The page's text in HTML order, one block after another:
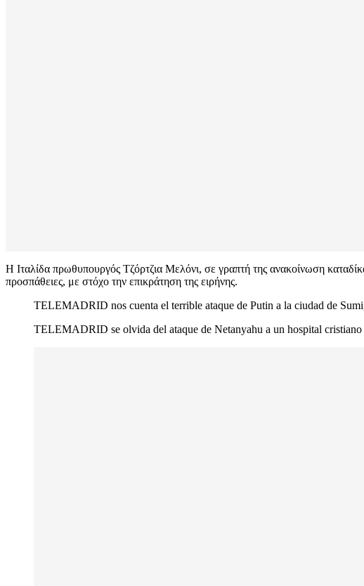
Η Ιταλίδα πρωθυπουργός Τζόρτζια Μελόνι, σε γραπτή της ανακοίνωση
προσπάθειες, με στόχο την επικράτηση της ειρήνης.
TELEMADRID nos cuenta el terrible ataque de Putin a la ciudad de
TELEMADRID se olvida del ataque de Netanyahu a un hospital